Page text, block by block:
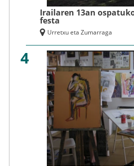
Irailaren 13an
festa
Urretxu eta Zumarraga
4